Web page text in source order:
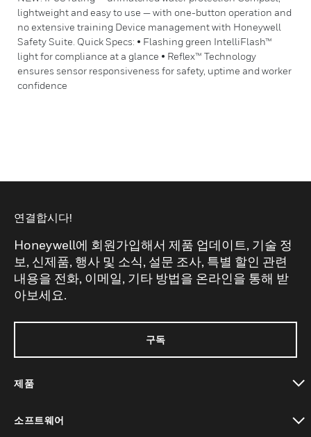
lightweight and easy to use — with one-button operation and
no extensive training Device management with Honeywell
Safety Suite. Quick Specs: • Flashing green IntelliFlash™
light for compliance at a glance • Reflex™ Technology
ensures sensor responsiveness for safety, uptime and worker
confidence
연결합시다!
Honeywell에 회원가입해서 제품 업데이트, 기술 정
보, 신제품, 행사 및 소식, 설문 조사, 특별 할인 관련
내용을 전화, 이메일, 기타 방법을 온라인을 통해 받
아보세요.
구독
제품
소프트웨어